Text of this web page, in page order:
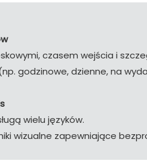
czasem wejścia i
godzinowe, dzienne, na
wielu języków.
wizualne zapewniające